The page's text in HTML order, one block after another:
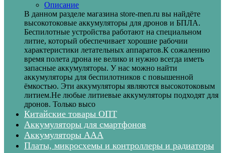
Описание
В данном разделе магазина store-men.ru вы найдёте
высокотоковые аккумуляторы для дронов и БПЛА.
Беспилотные устройства работают на специальном
литие, который обеспечивает хорошие рабочии
характеристики летательных аппаратов.К сожалению
время полета дрона не велико и нужно всегда иметь
запасные аккумуляторы. У нас можно найти
аккумуляторы для беспилотников с повышенной
ёмкостью. Эти аккумуляторы являются высокотоковым
литием.Не любые литиевые аккумуляторы подходят для
дронов. Только высо
Китайские товары ОПТ
Аккумуляторы для смартфонов
Аккумуляторы ААА
Платы, микросхемы и контроллеры и радиаторы